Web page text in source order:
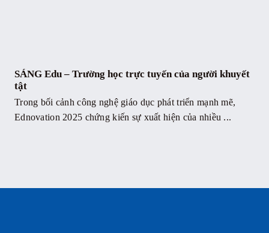
SÁNG Edu – Trường học trực tuyến của người khuyết
tật
Trong bối cảnh công nghệ giáo dục phát triển mạnh mẽ,
Ednovation 2025 chứng kiến sự xuất hiện của nhiều ...